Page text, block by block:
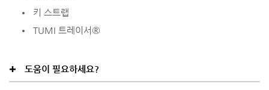
키 스트랩
TUMI 트레이서®
도움이 필요하세요?